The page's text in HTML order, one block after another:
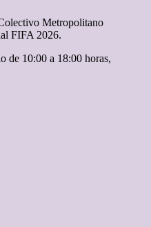
Metropolitano
FIFA 2026.
de 10:00 a 18:00 horas,